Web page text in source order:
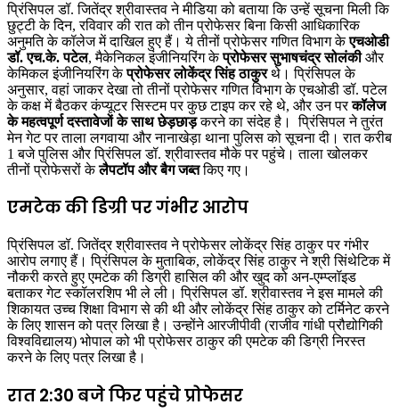
प्रिंसिपल डॉ. जितेंद्र श्रीवास्तव ने मीडिया को बताया कि उन्हें सूचना मिली कि
छुट्टी के दिन, रविवार की रात को तीन प्रोफेसर बिना किसी आधिकारिक
अनुमति के कॉलेज में दाखिल हुए हैं। ये तीनों प्रोफेसर गणित विभाग केएचओडी
डॉ. एच.के. पटेल, मैकेनिकल इंजीनियरिंग केप्रोफेसर सुभाषचंद्र सोलंकीऔर
केमिकल इंजीनियरिंग केप्रोफेसर लोकेंद्र सिंह ठाकुरथे। प्रिंसिपल के
अनुसार, वहां जाकर देखा तो तीनों प्रोफेसर गणित विभाग के एचओडी डॉ. पटेल
के कक्ष में बैठकर कंप्यूटर सिस्टम पर कुछ टाइप कर रहे थे, और उन परकॉलेज
के महत्वपूर्ण दस्तावेजों के साथ छेड़छाड़करने का संदेह है। प्रिंसिपल ने तुरंत
मेन गेट पर ताला लगवाया और नानाखेड़ा थाना पुलिस को सूचना दी। रात करीब
1 बजे पुलिस और प्रिंसिपल डॉ. श्रीवास्तव मौके पर पहुंचे। ताला खोलकर
तीनों प्रोफेसरों केलैपटॉप और बैग जब्तकिए गए।
एमटेक की डिग्री पर गंभीर आरोप
प्रिंसिपल डॉ. जितेंद्र श्रीवास्तव ने प्रोफेसर लोकेंद्र सिंह ठाकुर पर गंभीर
आरोप लगाए हैं। प्रिंसिपल के मुताबिक, लोकेंद्र सिंह ठाकुर ने श्री सिंथेटिक में
नौकरी करते हुए एमटेक की डिग्री हासिल की और खुद को अन-एम्प्लॉइड
बताकर गेट स्कॉलरशिप भी ले ली। प्रिंसिपल डॉ. श्रीवास्तव ने इस मामले की
शिकायत उच्च शिक्षा विभाग से की थी और लोकेंद्र सिंह ठाकुर को टर्मिनेट करने
के लिए शासन को पत्र लिखा है। उन्होंने आरजीपीवी (राजीव गांधी प्रौद्योगिकी
विश्वविद्यालय) भोपाल को भी प्रोफेसर ठाकुर की एमटेक की डिग्री निरस्त
करने के लिए पत्र लिखा है।
रात 2:30 बजे फिर पहुंचे प्रोफेसर